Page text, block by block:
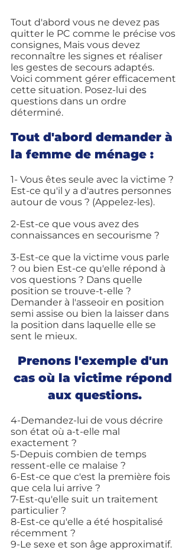
Tout d'abord vous ne devez pas
quitter le PC comme le précise vos
consignes, Mais vous devez
reconnaître les signes et réaliser
les gestes de secours adaptés.
Voici comment gérer efficacement
cette situation. Posez-lui des
questions dans un ordre
déterminé.
Tout d'abord demander à
la femme de ménage :
1- Vous êtes seule avec la victime ?
Est-ce qu'il y a d'autres personnes
autour de vous ? (Appelez-les).
2-Est-ce que vous avez des
connaissances en secourisme ?
3-Est-ce que la victime vous parle
? ou bien Est-ce qu'elle répond à
vos questions ? Dans quelle
position se trouve-t-elle ?
Demander à l'asseoir en position
semi assise ou bien la laisser dans
la position dans laquelle elle se
sent le mieux.
Prenons l'exemple d'un
cas où la victime répond
aux questions.
4-Demandez-lui de vous décrire
son état où a-t-elle mal
exactement ?
5-Depuis combien de temps
ressent-elle ce malaise ?
6-Est-ce que c'est la première fois
que cela lui arrive ?
7-Est-qu'elle suit un traitement
particulier ?
8-Est-ce qu'elle a été hospitalisé
récemment ?
9-Le sexe et son âge approximatif.